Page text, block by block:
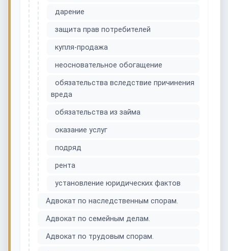
дарение
защита прав потребителей
купля-продажа
неосновательное обогащение
обязательства вследствие причинения
вреда
обязательства из займа
оказание услуг
подряд
рента
установление юридических фактов
Адвокат по наследственным спорам.
Адвокат по семейным делам.
Адвокат по трудовым спорам.